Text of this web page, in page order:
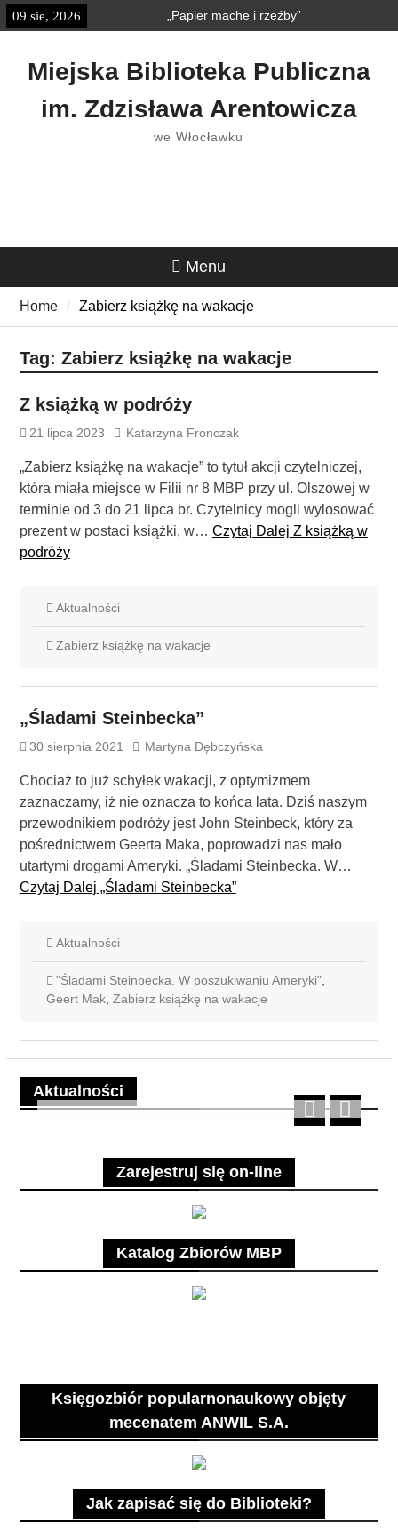
treści
Skip
to
09 sie, 2026
„Papier mache i rzeźby”
„Książkobudzik” w Strefie
Miejska Biblioteka Publiczna
im. Zdzisława Arentowicza
we Włocławku
Menu
Home Zabierz książkę na wakacje
Tag: Zabierz książkę na wakacje
Z książką w podróży
21 lipca 2023 Katarzyna Fronczak
„Zabierz książkę na wakacje” to tytuł akcji czytelniczej,
która miała miejsce w Filii nr 8 MBP przy ul. Olszowej w
terminie od 3 do 21 lipca br. Czytelnicy mogli wylosować
prezent w postaci książki, w… Czytaj Dalej Z książką w
podróży
Aktualności
Zabierz książkę na wakacje
„Śladami Steinbecka”
30 sierpnia 2021 Martyna Dębczyńska
Chociaż to już schyłek wakacji, z optymizmem
zaznaczamy, iż nie oznacza to końca lata. Dziś naszym
przewodnikiem podróży jest John Steinbeck, który za
pośrednictwem Geerta Maka, poprowadzi nas mało
utartymi drogami Ameryki. „Śladami Steinbecka. W…
Czytaj Dalej „Śladami Steinbecka”
Aktualności
"Śladami Steinbecka. W poszukiwaniu Ameryki",
Geert Mak, Zabierz książkę na wakacje
Aktualności
Zarejestruj się on-line
Katalog Zbiorów MBP
Księgozbiór popularnonaukowy objęty
mecenatem ANWIL S.A.
Jak zapisać się do Biblioteki?